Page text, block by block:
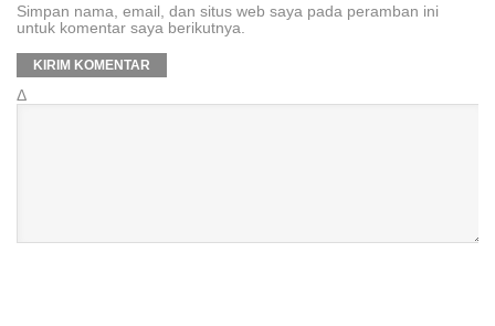
Simpan nama, email, dan situs web saya pada peramban ini
untuk komentar saya berikutnya.
Δ